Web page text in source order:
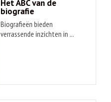
Het ABC van de
biografie
Biografieën bieden
verrassende inzichten in ...